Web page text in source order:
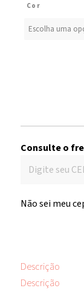
Cor
Consulte o
Não sei meu
Descrição
Descrição